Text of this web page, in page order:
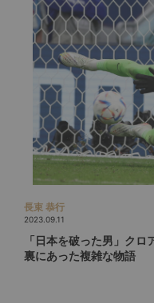
長束 恭行
2023.09.11
「日本を破った男」ク
裏にあった複雑な物語